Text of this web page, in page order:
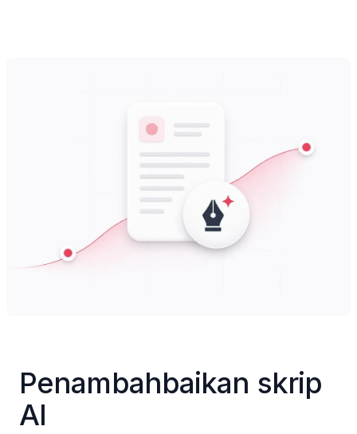
Penambahbaikan skrip
AI